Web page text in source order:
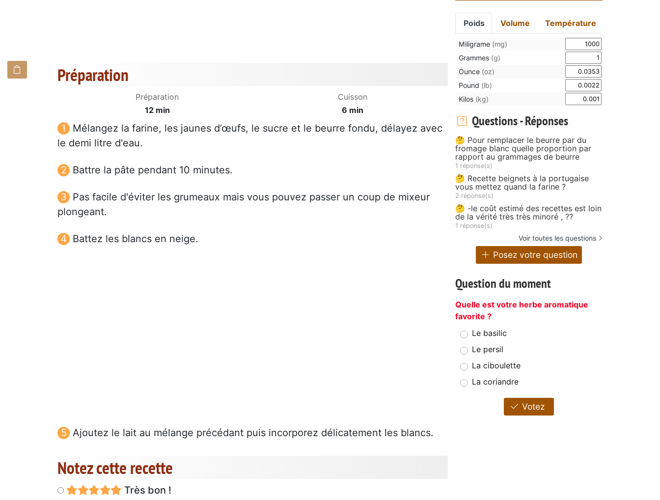
Préparation
Préparation
12 min
Cuisson
6 min
Mélangez la farine, les jaunes d’œufs, le sucre et le beurre fondu, délayez avec
le demi litre d'eau.
Battre la pâte pendant 10 minutes.
Pas facile d'éviter les grumeaux mais vous pouvez passer un coup de mixeur
plongeant.
Battez les blancs en neige.
Ajoutez le lait au mélange précédant puis incorporez délicatement les blancs.
Notez cette recette
Très bon !
Poids Volume Température
Miligrame (mg)
Grammes (g)
Ounce (oz)
Pound (lb)
Kilos (kg)
Questions - Réponses
🤔 Pour remplacer le beurre par du
fromage blanc quelle proportion par
rapport au grammages de beurre
1 réponse(s)
🤔 Recette beignets à la portugaise
vous mettez quand la farine ?
2 réponse(s)
🤔 -le coût estimé des recettes est loin
de la vérité très très minoré , ??
1 réponse(s)
Voir toutes les questions
Posez votre question
Question du moment
Quelle est votre herbe aromatique
favorite ?
Le basilic
Le persil
La ciboulette
La coriandre
Votez